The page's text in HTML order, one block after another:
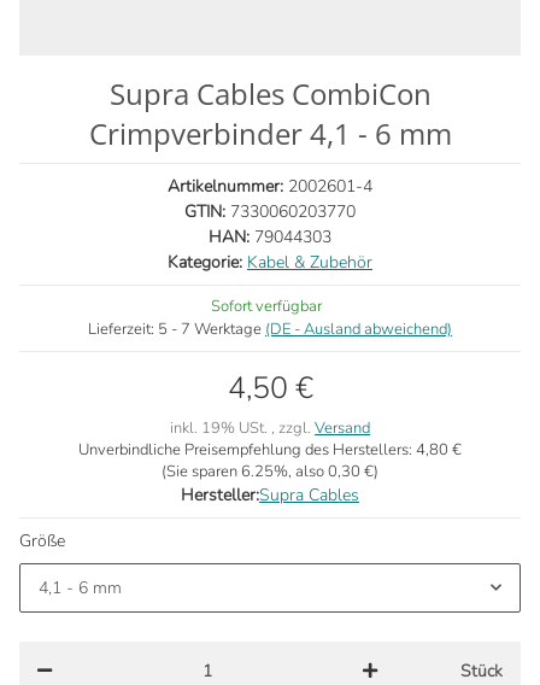
Supra Cables CombiCon
Crimpverbinder 4,1 - 6 mm
Artikelnummer: 2002601-4
GTIN: 7330060203770
HAN: 79044303
Kategorie: Kabel & Zubehör
Sofort verfügbar
Lieferzeit: 5 - 7 Werktage (DE - Ausland abweichend)
4,50 €
inkl. 19% USt. , zzgl. Versand
Unverbindliche Preisempfehlung des Herstellers: 4,80 €
(Sie sparen 6.25%, also0,30 €)
Hersteller:Supra Cables
Größe
4,1 - 6 mm
Stück